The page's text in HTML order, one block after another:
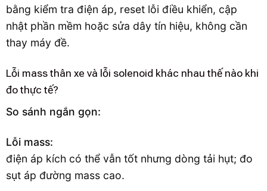
bằng kiểm tra điện áp, reset lỗi điều khiển, cập
nhật phần mềm hoặc sửa dây tín hiệu, không cần
thay máy đề.
Lỗi mass thân xe và lỗi solenoid khác nhau thế nào khi
đo thực tế?
So sánh ngắn gọn:
Lỗi mass:
điện áp kích có thể vẫn tốt nhưng dòng tải hụt; đo
sụt áp đường mass cao.